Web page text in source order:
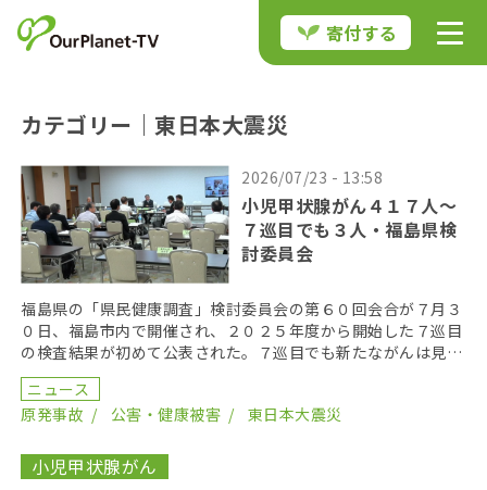
寄付する
カテゴリー｜東日本大震災
2026/07/23 - 13:58
小児甲状腺がん４１７人〜
７巡目でも３人・福島県検
討委員会
福島県の「県民健康調査」検討委員会の第６０回会合が７月３
０日、福島市内で開催され、２０２５年度から開始した７巡目
の検査結果が初めて公表された。７巡目でも新たながんは見つ
かり、悪性ないし悪性疑いと診断された患者が３人いるこ […]
ニュース
原発事故
公害・健康被害 東日本大震災
小児甲状腺がん